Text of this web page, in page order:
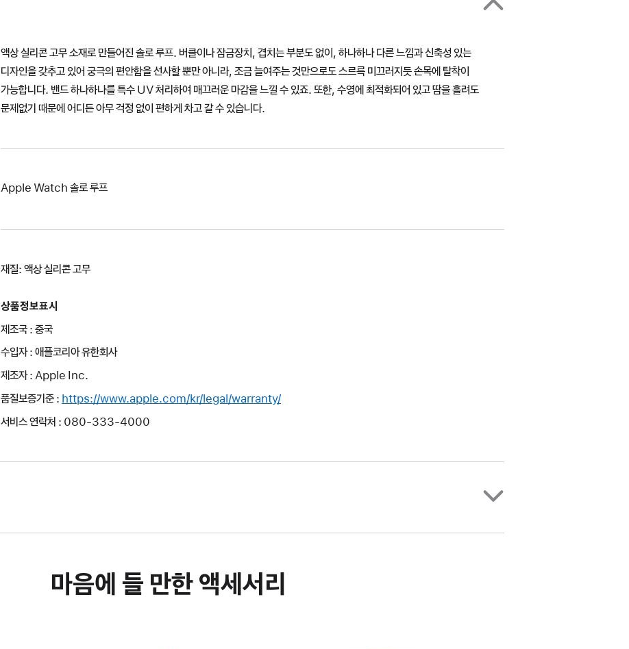
액상 실리콘 고무 소재로 만들어진 솔로 루프. 버클이나 잠금장치, 겹치는 부분도 없이, 하나하나 다른 느낌과 신축성 있는
디자인을 갖추고 있어 궁극의 편안함을 선사할 뿐만 아니라, 조금 늘여주는 것만으로도 스르륵 미끄러지듯 손목에 탈착이
가능합니다. 밴드 하나하나를 특수 UV 처리하여 매끄러운 마감을 느낄 수 있죠. 또한, 수영에 최적화되어 있고 땀을 흘려도
문제없기 때문에 어디든 아무 걱정 없이 편하게 차고 갈 수 있습니다.
Apple Watch 솔로 루프
재질: 액상 실리콘 고무
상품정보표시
제조국 : 중국
수입자 : 애플코리아 유한회사
제조자 : Apple Inc.
품질보증기준 : https://www.apple.com/kr/legal/warranty/
서비스 연락처 : 080-333-4000
마음에 들 만한 액세서리